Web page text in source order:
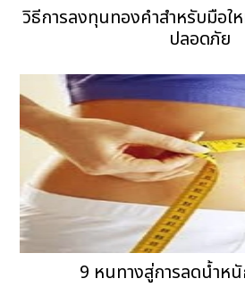
วิธีการลงทุนทองคำสำหรับมือให
ปลอดภัย
9 หนทางสู่การลดน้ำห